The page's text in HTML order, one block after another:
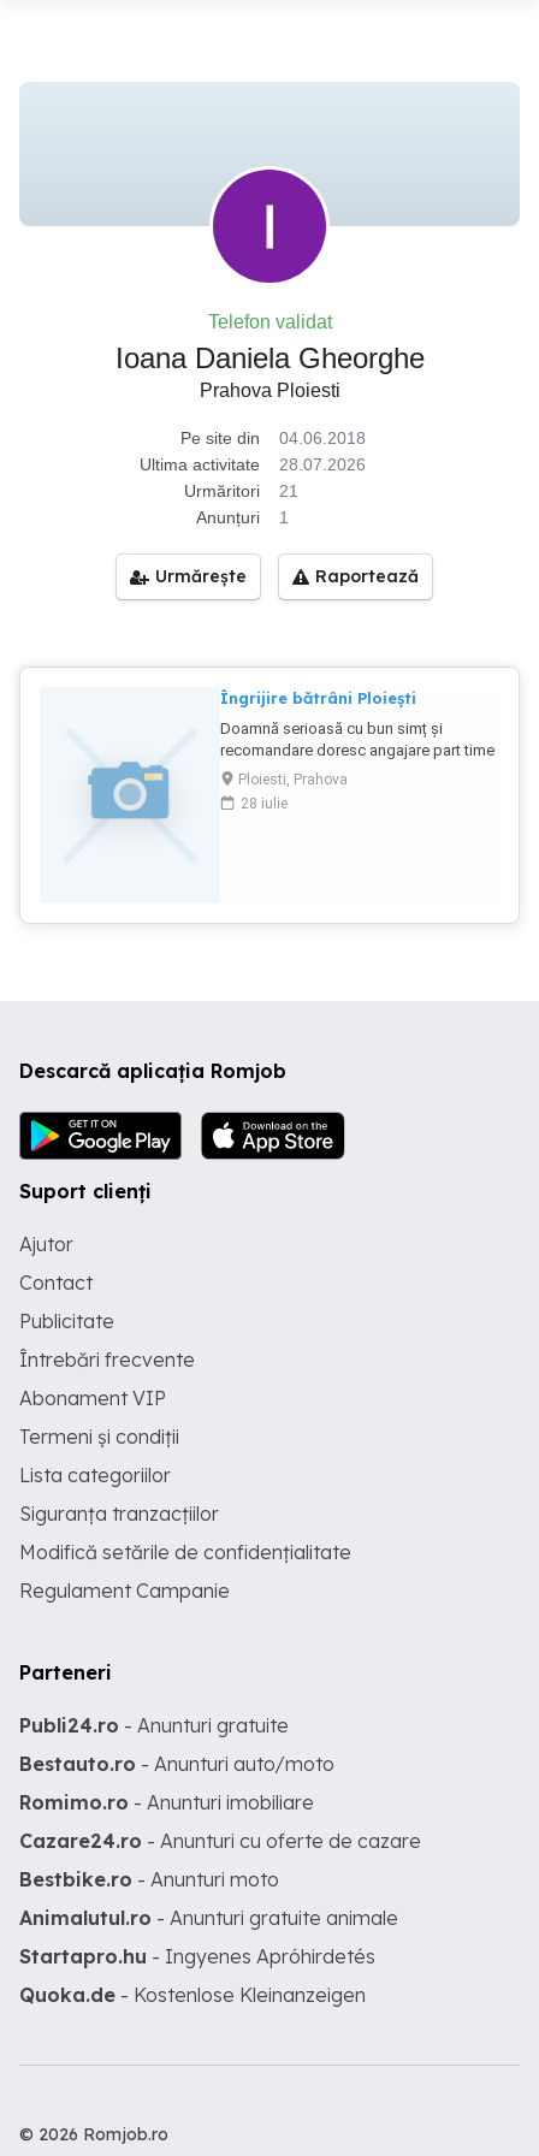
Telefon validat
Ioana Daniela Gheorghe
Prahova Ploiesti
Pe site din
04.06.2018
Ultima activitate
28.07.2026
Urmăritori
21
Anunțuri
1
Urmărește Raportează
Îngrijire bătrâni Ploiești
Doamnă serioasă cu bun simț și
recomandare doresc angajare part time
in zona centru sau Sala Sporturilor in
domeniul îngrijirii bătrânilor rog
seriozitate și ofer seriozitate!
Ploiesti, Prahova
28 iulie
Descarcă aplicația Romjob
Suport clienți
Ajutor
Contact
Publicitate
Întrebări frecvente
Abonament VIP
Termeni și condiții
Lista categoriilor
Siguranța tranzacțiilor
Modifică setările de confidențialitate
Regulament Campanie
Parteneri
Publi24.ro - Anunturi gratuite
Bestauto.ro - Anunturi auto/moto
Romimo.ro - Anunturi imobiliare
Cazare24.ro - Anunturi cu oferte de cazare
Bestbike.ro - Anunturi moto
Animalutul.ro - Anunturi gratuite animale
Startapro.hu - Ingyenes Apróhirdetés
Quoka.de - Kostenlose Kleinanzeigen
© 2026 Romjob.ro